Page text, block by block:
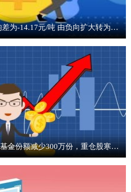
生意社阔叶木浆6月19日均差为-14.17元/吨 由负向扩大转为缩小
6月18日科创信息ETF摩根基金份额减少300万份，重仓股寒武纪、海光信息、中芯国际